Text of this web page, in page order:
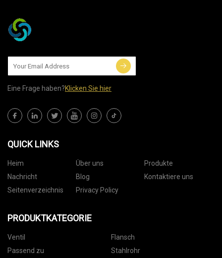
Eine Frage haben?Klicken Sie hier
QUICK LINKS
Heim Über uns
Produkte
Nachricht
Blog
Kontaktiere uns
Seitenverzeichnis
Privacy Policy
PRODUKTKATEGORIE
Ventil
Flansch
Passend zu
Stahlrohr